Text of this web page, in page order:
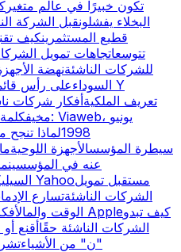
تكون خبيرًا في عالم متغير
البخلاء يفشلونقبل الشركة
قطيع المستثمرينكيف
تتوسعاتجاهات تمويل
للشركات الناشئةنهضة
السوداءعلى رأس
تعريف الملكيةأفكار شركات
مخيف
1998لماذا تنجح
سيطرة المؤسسالأجهزة اللوحية
عنه في المؤسسين
ماذا حدث لـ Yahooمستقبل تمويل
الشركات الناشئةتسارع
الوقت والمال خطأ Appleكيف تبدو
الشركات الناشئة حقًاأقنع
"ن" من الأشياء